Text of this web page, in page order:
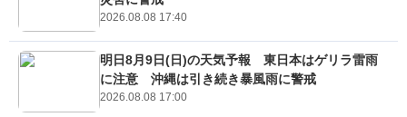
2026.08.08 17:40
明日8月9日(日)の天気予報 東日本はゲリラ雷雨
に注意 沖縄は引き続き暴風雨に警戒
2026.08.08 17:00